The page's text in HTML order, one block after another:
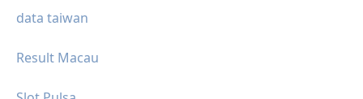
data taiwan
Result Macau